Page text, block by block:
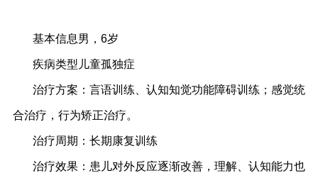
基本信息男，6岁
疾病类型儿童孤独症
治疗方案：言语训练、认知知觉功能障碍训练；感觉统
合治疗，行为矫正治疗。
治疗周期：长期康复训练
治疗效果：患儿对外反应逐渐改善，理解、认知能力也